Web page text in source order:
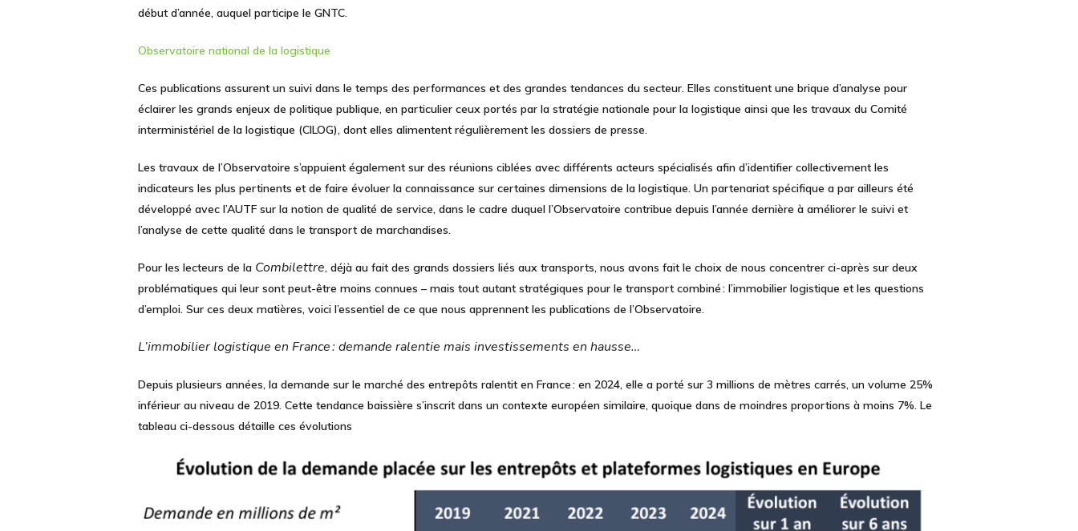
début d’année, auquel participe le GNTC.
Observatoire national de la logistique
Ces publications assurent un suivi dans le temps des performances et des grandes tendances du secteur. Elles constituent une brique d’analyse pour
éclairer les grands enjeux de politique publique, en particulier ceux portés par la stratégie nationale pour la logistique ainsi que les travaux du Comité
interministériel de la logistique (CILOG), dont elles alimentent régulièrement les dossiers de presse.
Les travaux de l’Observatoire s’appuient également sur des réunions ciblées avec différents acteurs spécialisés afin d’identifier collectivement les
indicateurs les plus pertinents et de faire évoluer la connaissance sur certaines dimensions de la logistique. Un partenariat spécifique a par ailleurs été
développé avec l’AUTF sur la notion de qualité de service, dans le cadre duquel l’Observatoire contribue depuis l’année dernière à améliorer le suivi et
l’analyse de cette qualité dans le transport de marchandises.
Pour les lecteurs de la Combilettre, déjà au fait des grands dossiers liés aux transports, nous avons fait le choix de nous concentrer ci-après sur deux
problématiques qui leur sont peut-être moins connues – mais tout autant stratégiques pour le transport combiné : l’immobilier logistique et les questions
d’emploi. Sur ces deux matières, voici l’essentiel de ce que nous apprennent les publications de l’Observatoire.
L’immobilier logistique en France : demande ralentie mais investissements en hausse…
Depuis plusieurs années, la demande sur le marché des entrepôts ralentit en France : en 2024, elle a porté sur 3 millions de mètres carrés, un volume 25%
inférieur au niveau de 2019. Cette tendance baissière s’inscrit dans un contexte européen similaire, quoique dans de moindres proportions à moins 7%. Le
tableau ci-dessous détaille ces évolutions